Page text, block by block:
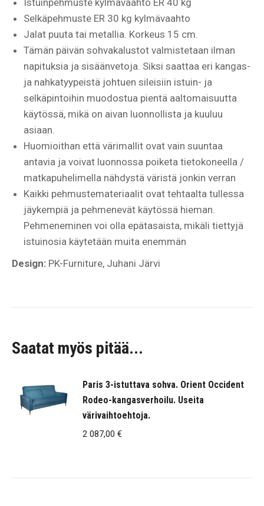
Istuinpehmuste kylmävaahto ER 40 kg
Selkäpehmuste ER 30 kg kylmävaahto
Jalat puuta tai metallia. Korkeus 15 cm.
Tämän päivän sohvakalustot valmistetaan ilman
napituksia ja sisäänvetoja. Siksi saattaa eri kangas-
ja nahkatyypeistä johtuen sileisiin istuin- ja
selkäpintoihin muodostua pientä aaltomaisuutta
käytössä, mikä on aivan luonnollista ja kuuluu
asiaan.
Huomioithan että värimallit ovat vain suuntaa
antavia ja voivat luonnossa poiketa tietokoneella /
matkapuhelimella nähdystä väristä jonkin verran
Kaikki pehmustemateriaalit ovat tehtaalta tullessa
jäykempiä ja pehmenevät käytössä hieman.
Pehmeneminen voi olla epätasaista, mikäli tiettyjä
istuinosia käytetään muita enemmän
Design: PK-Furniture, Juhani Järvi
Saatat myös pitää...
Paris 3-istuttava sohva. Orient Occident
Rodeo-kangasverhoilu. Useita
värivaihtoehtoja.
2 087,00 €